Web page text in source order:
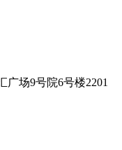
场9号院6号楼2201